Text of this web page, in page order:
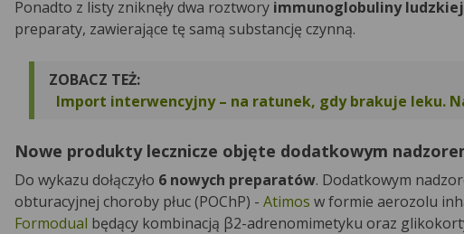
Ponadto z listy zniknęły dwa roztwory immunoglobuliny ludzkiej
preparaty, zawierające tę samą substancję czynną.
ZOBACZ TEŻ:
Import interwencyjny – na ratunek, gdy brakuje leku.
Nowe produkty lecznicze objęte dodatkowym
Do wykazu dołączyło 6 nowych preparatów. Dodatkowym
obturacyjnej choroby płuc (POChP) - Atimos w formie aerozolu
Formodual będący kombinacją β2-adrenomimetyku oraz